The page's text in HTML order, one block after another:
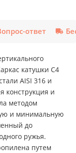
ответ
катушки C4
AISI 316 и
конструкция и
методом
и минимальную
до
ружья.
путем